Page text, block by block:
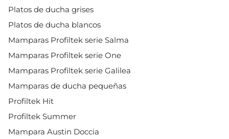
Platos de ducha grises
Platos de ducha blancos
Mamparas Profiltek serie Salma
Mamparas Profiltek serie One
Mamparas Profiltek serie Galilea
Mamparas de ducha pequeñas
Profiltek Hit
Profiltek Summer
Mampara Austin Doccia